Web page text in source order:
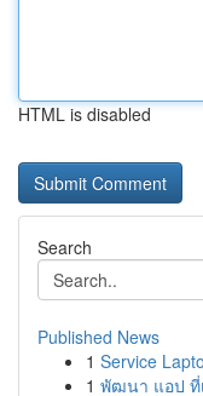
HTML is disabled
Search
Published News
1 Service
1 พัฒนา แอป ที่